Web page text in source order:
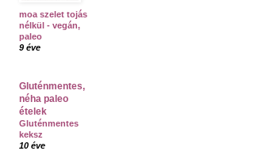
moa szelet tojás
nélkül - vegán,
paleo
9 éve
Gluténmentes,
néha paleo
ételek
Gluténmentes
keksz
10 éve